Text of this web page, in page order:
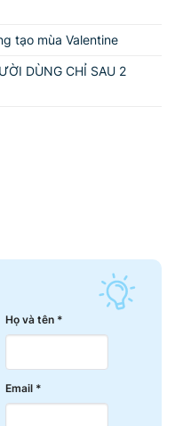
tạo mùa Valentine
DÙNG CHỈ SAU 2
Họ và tên *
Email *